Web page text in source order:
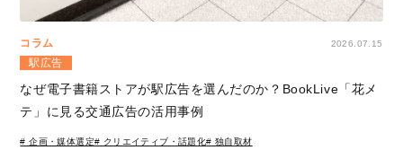
コラム 2026.07.15
駅広告
なぜ電子書籍ストアが駅広告を選んだのか？BookLive「花メ
テ」に見る交通広告の活用事例
# 企画・媒体選定# クリエイティブ・話題化# 独自取材